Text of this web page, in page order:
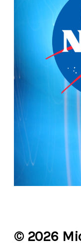
© 2026